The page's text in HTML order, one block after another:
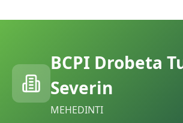
BCPI Drobeta
Severin
MEHEDINTI